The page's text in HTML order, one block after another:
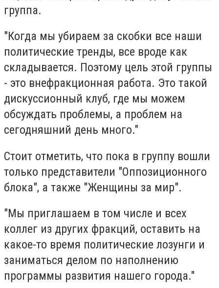
группа.
"Когда мы убираем за скобки все наши
политические тренды, все вроде как
складывается. Поэтому цель этой группы
- это внефракционная работа. Это такой
дискуссионный клуб, где мы можем
обсуждать проблемы, а проблем на
сегодняшний день много."
Стоит отметить, что пока в группу вошли
только представители "Оппозиционного
блока", а также "Женщины за мир".
"Мы приглашаем в том числе и всех
коллег из других фракций, оставить на
какое-то время политические лозунги и
заниматься делом по наполнению
программы развития нашего города."